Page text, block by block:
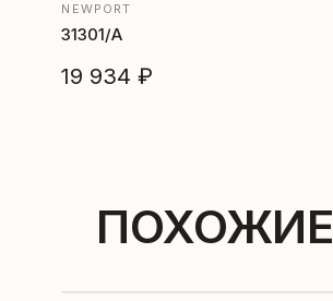
NEWPORT
31301/A
19 934 ₽
ПОХОЖИЕ